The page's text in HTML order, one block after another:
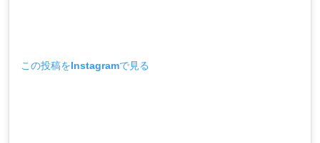
この投稿をInstagramで見る